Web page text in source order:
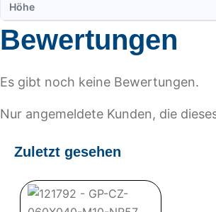
Höhe
Bewertungen
Es gibt noch keine Bewertungen.
Nur angemeldete Kunden, die
Zuletzt gesehen